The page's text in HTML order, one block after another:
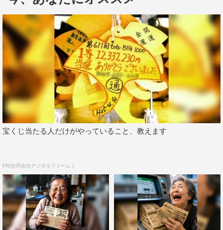
の高校時代の激レアエピソードも飛び出し、オープニング
からスタジオは大盛り上がりとなる。
最初のゲームは、新企画「シューチュートレイン」。
「Choo Choo TRAIN」のグルグルダンスをしているVTR
をよ～く見て、人やモノを覚えるリズム系記憶ゲームだ。
今回は目黒チーム（目黒、高橋、塩野、ジェシー、田中
樹、森本慎太郎）と小手チーム（小手、渡邊、戸塚、京本
大我、松村北斗、髙地優吾）に分かれて対決。最終的に獲
い目黒をはじめ、毎日大量のセリフを頭にたたき込む人気
俳優たちの集中力と記憶力やいかに…。進行役は藤森慎吾
（オリエンタルラジオ）が務める。
問題は全8問。「VTRの中で○○をしていたのは何人？」
宝くじ当たる人だけがやっていること、教えます
PR(合同会社デジタルファーム )